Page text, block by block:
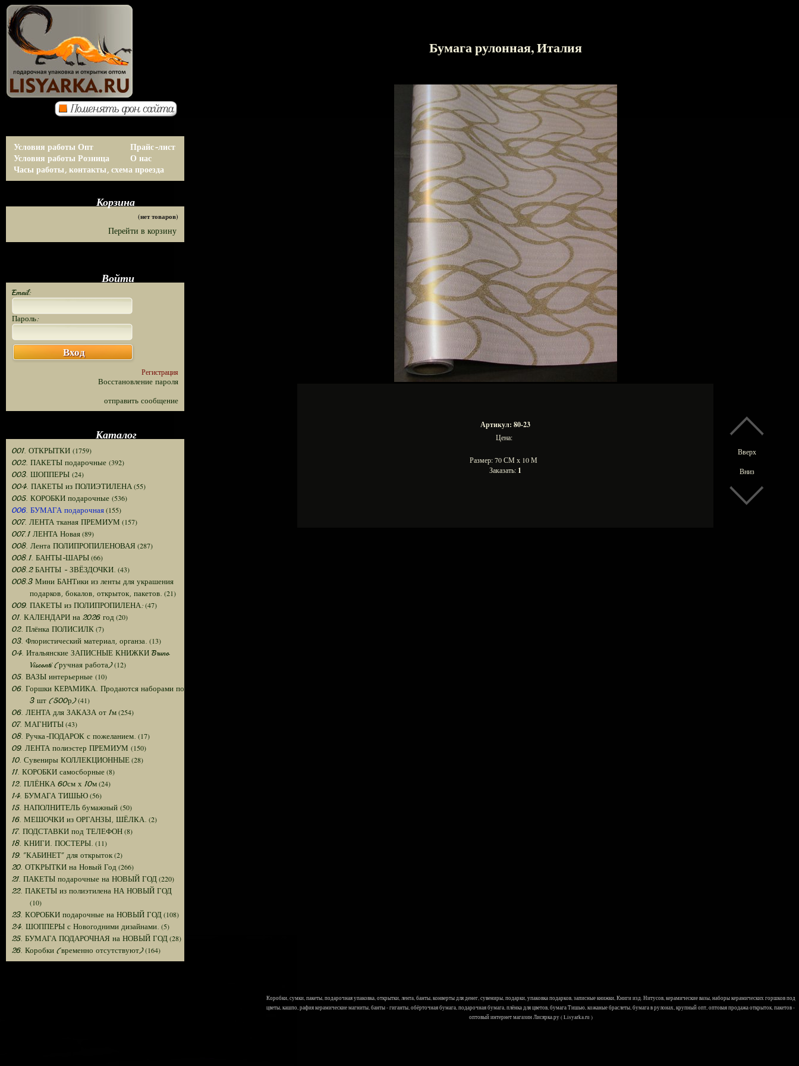
Вверх
Вниз
Условия работы Опт
Условия работы Розница
Прайс-лист
О нас
Часы работы, контакты, схема проезда
Корзина
(нет товаров)
Перейти в корзину
Войти
Email:
Пароль:
Вход
Регистрация
Восстановление пароля
отправить сообщение
Каталог
001. ОТКРЫТКИ (1759)
002. ПАКЕТЫ подарочные (392)
003. ШОППЕРЫ (24)
004. ПАКЕТЫ из ПОЛИЭТИЛЕНА(55)
005. КОРОБКИ подарочные (536)
006. БУМАГА подарочная(155)
007. ЛЕНТА тканая ПРЕМИУМ (157)
007.1 ЛЕНТА Новая(89)
008. Лента ПОЛИПРОПИЛЕНОВАЯ (287)
008.1. БАНТЫ-ШАРЫ(66)
008.2 БАНТЫ - ЗВЁЗДОЧКИ. (43)
008.3 Мини БАНТики из ленты для украшения
подарков, бокалов, открыток, пакетов. (21)
009. ПАКЕТЫ из ПОЛИПРОПИЛЕНА:(47)
01. КАЛЕНДАРИ на 2026 год (20)
02. Плёнка ПОЛИСИЛК(7)
03. Флористический материал, органза. (13)
04. Итальянские ЗАПИСНЫЕ КНИЖКИ Bruno
Visconti (ручная работа)(12)
05. ВАЗЫ интерьерные (10)
06. Горшки КЕРАМИКА. Продаются наборами по
3 шт (500р)(41)
06. ЛЕНТА для ЗАКАЗА от 1м(254)
07. МАГНИТЫ(43)
08. Ручка-ПОДАРОК с пожеланием. (17)
09. ЛЕНТА полиэстер ПРЕМИУМ (150)
10. Сувениры КОЛЛЕКЦИОННЫЕ(28)
11. КОРОБКИ самосборные(8)
12. ПЛЁНКА 60см х 10м(24)
14. БУМАГА ТИШЬЮ(56)
15. НАПОЛНИТЕЛЬ бумажный (50)
16. МЕШОЧКИ из ОРГАНЗЫ, ШЁЛКА. (2)
17. ПОДСТАВКИ под ТЕЛЕФОН(8)
18. КНИГИ. ПОСТЕРЫ. (11)
19. "КАБИНЕТ" для открыток(2)
20. ОТКРЫТКИ на Новый Год (266)
21. ПАКЕТЫ подарочные на НОВЫЙ ГОД(220)
22. ПАКЕТЫ из полиэтилена НА НОВЫЙ ГОД
(10)
23. КОРОБКИ подарочные на НОВЫЙ ГОД(108)
24. ШОППЕРЫ с Новогодними дизайнами. (5)
25. БУМАГА ПОДАРОЧНАЯ на НОВЫЙ ГОД(28)
26. Коробки (временно отсутствуют)(164)
Бумага рулонная, Италия
Артикул: 80-23
Цена:
Размер: 70 СМ х 10 М
Заказать: 1
Коробки, сумки, пакеты, подарочная упаковка, открытки, лента, банты, конверты для денег, сувениры, подарки, упаковка подарков, записные книжки, Книги изд. Нитусов, керамические вазы, наборы керамических горшков под
цветы, кашпо, рафия керамические магниты, банты - гиганты, обёрточная бумага, подарочная бумага, плёнка для цветов, бумага Тишью, кожаные браслеты, бумага в рулонах, крупный опт, оптовая продажа открыток, пакетов -
оптовый интернет магазин Лисярка.ру ( Lisyarka.ru )